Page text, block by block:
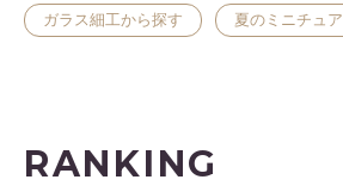
ガラス細工から探す 夏のミニチュア
RANKING